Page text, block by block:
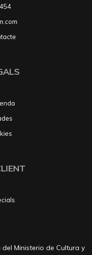
Ministerio de Cultura y